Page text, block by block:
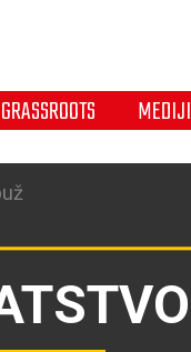
GRASSROOTS MEDIJI